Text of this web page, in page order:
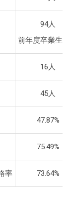
94人
前年度卒業生
16人
45人
47.87%
75.49%
率 73.64%